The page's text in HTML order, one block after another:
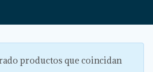
productos que coincidan